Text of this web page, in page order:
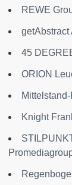
REWE
getAbstract
45
ORION
Knight